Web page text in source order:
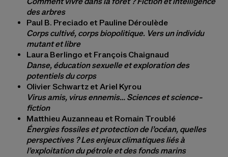
des arbres
Paul B. Preciado et Pauline Déroulède
Corps cultivé, corps biopolitique. Vers un individu
mutant et libre
Laura Berlingo et François Chaignaud
Danse, éducation sexuelle et exploration des
potentiels du corps
Olivier Schwartz et Ariel Kyrou
Virus amis, virus ennemis… Sciences et science-
fiction
Matthieu Auzanneau et Romain Troublé
Énergies fossiles et protection de l’océan, quelles
perspectives ? Les enjeux climatiques liés à
l’exploitation du pétrole et des fonds marins